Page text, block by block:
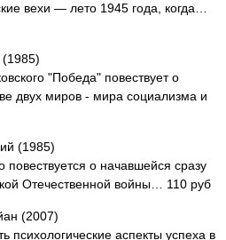
вехи — лето 1945 года, когда…
(1985)
"Победа" повествует о
двух миров - мира социализма и
(1985)
повествуется о начавшейся сразу
Отечественной войны… 110 руб
(2007)
психологические аспекты успеха в